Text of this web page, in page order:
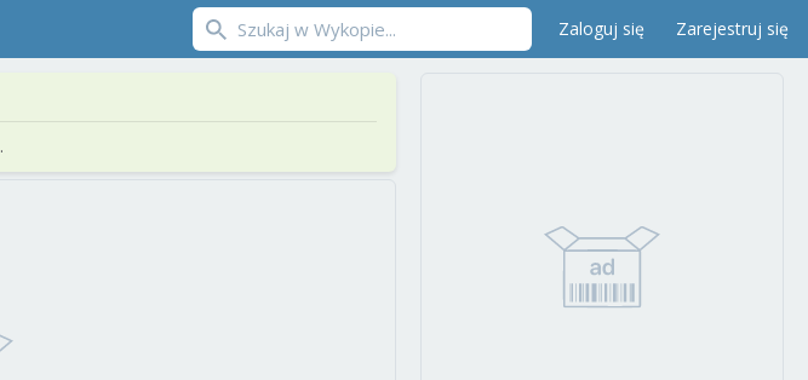
Zaloguj się Zarejestruj się
.